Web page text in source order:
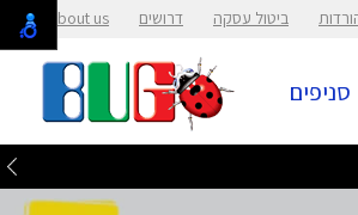
ביטול עסקה דרושים About us
סניפים